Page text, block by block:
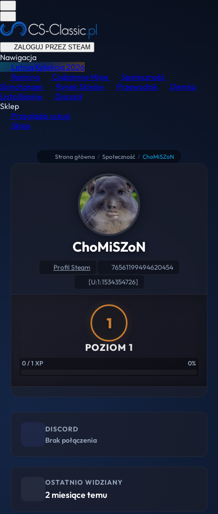
ZALOGUJ PRZEZ STEAM
Nawigacja
Letnia Kolekcja2026
Ranking
Codzienne Misje
Społeczność
Skinchanger
Rynek Skinów Przewodnik
Demka
Lista Banów
Discord
Sklep
Przeglądaj usługi
Sklep
Strona główna / Społeczność / ChoMiSZoN
ChoMiSZoN
Profil Steam
76561199494620454
[U:1:1534354726]
1
POZIOM 1
0 / 1 XP 0%
DISCORD
Brak połączenia
OSTATNIO WIDZIANY
2 miesiące temu